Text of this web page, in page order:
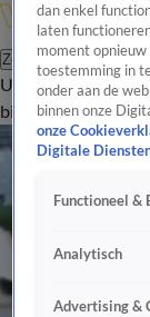
Zoeken
Uitzendingen
bijwonen
dan enkel
laten
moment opnieuw
toestemming in
onder aan de
binnen onze
onze
Digitale
Functioneel &
Analytisch
Advertising &